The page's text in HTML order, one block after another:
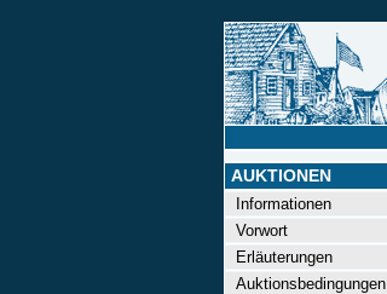
AUKTIONEN
Informationen
Vorwort
Erläuterungen
Auktionsbedingungen